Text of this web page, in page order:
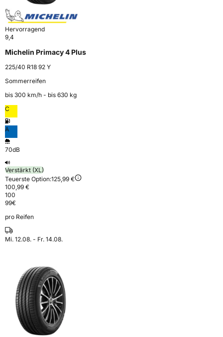
Hervorragend
9,4
Michelin Primacy 4 Plus
225/40 R18 92 Y
Sommerreifen
bis 300 km⁠/⁠h - bis 630 kg
C
A
70dB
Verstärkt (XL)
Teuerste Option:125,99 €
100,99 €
100
99€
pro Reifen
Mi. 12.08. - Fr. 14.08.